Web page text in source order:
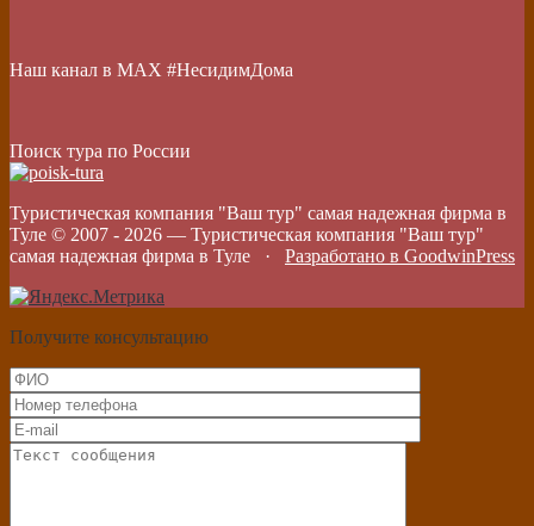
Наш канал в МАХ #НесидимДома
Поиск тура по России
Туристическая компания "Ваш тур" самая надежная фирма в
Туле © 2007 - 2026 — Туристическая компания "Ваш тур"
самая надежная фирма в Туле · Разработано в GoodwinPress
Получите консультацию